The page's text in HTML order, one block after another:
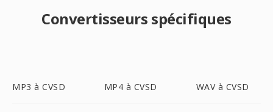
Convertisseurs spécifiques
MP3 à CVSD MP4 à CVSD WAV à CVSD